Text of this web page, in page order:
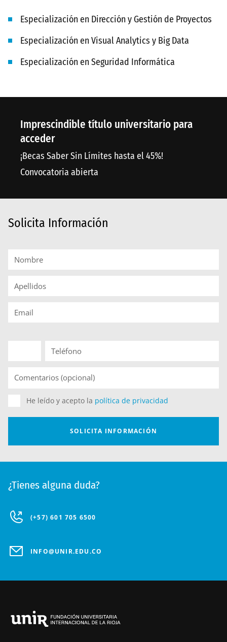
Especialización en Dirección y Gestión de Proyectos
Especialización en Visual Analytics y Big Data
Especialización en Seguridad Informática
Imprescindible título universitario para
acceder
¡Becas Saber Sin Límites hasta el 45%!
Convocatoria abierta
Solicita Información
¿Tienes alguna duda?
(+57) 601 705 6500
INFO@UNIR.EDU.CO